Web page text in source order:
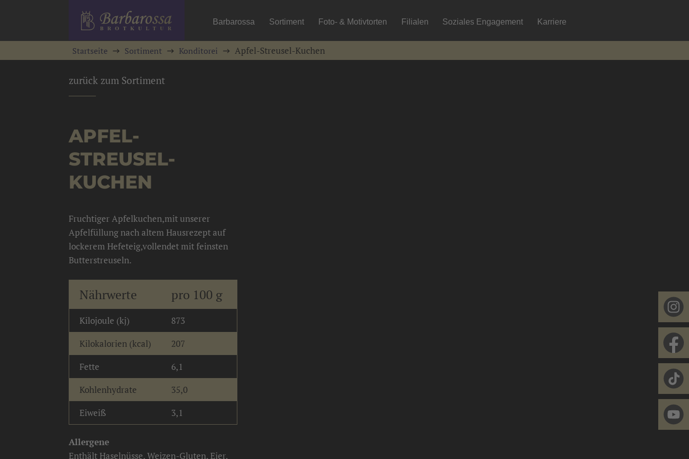
Barbarossa Sortiment Foto- & Motivtorten Filialen Soziales Engagement Karriere
Startseite Sortiment Konditorei Apfel-Streusel-Kuchen
zurück zum Sortiment
APFEL-
STREUSEL-
KUCHEN
Fruchtiger Apfelkuchen,mit unserer
Apfelfüllung nach altem Hausrezept auf
lockerem Hefeteig,vollendet mit feinsten
Butterstreuseln.
Nährwerte pro 100 g
Kilojoule (kj)
873
Kilokalorien (kcal)
207
Fette
6,1
Kohlenhydrate
35,0
Eiweiß
3,1
Allergene
Enthält Haselnüsse, Weizen-Gluten, Eier,